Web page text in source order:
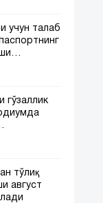
учун талаб
гўзаллик
тўлиқ
август